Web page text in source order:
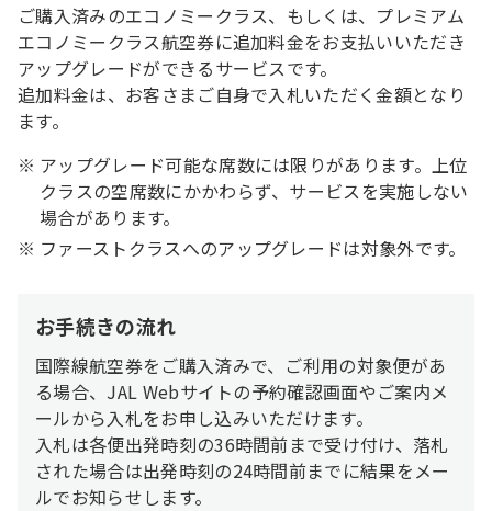
ご購入済みのエコノミークラス、もしくは、プレミアム
エコノミークラス航空券に追加料金をお支払いいただき
アップグレードができるサービスです。
追加料金は、お客さまご自身で入札いただく金額となり
ます。
アップグレード可能な席数には限りがあります。上位
クラスの空席数にかかわらず、サービスを実施しない
場合があります。
ファーストクラスへのアップグレードは対象外です。
お手続きの流れ
国際線航空券をご購入済みで、ご利用の対象便があ
る場合、JAL Webサイトの予約確認画面やご案内メ
ールから入札をお申し込みいただけます。
入札は各便出発時刻の36時間前まで受け付け、落札
された場合は出発時刻の24時間前までに結果をメー
ルでお知らせします。